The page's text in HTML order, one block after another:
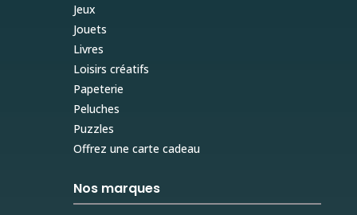
Jeux
Jouets
Livres
Loisirs créatifs
Papeterie
Peluches
Puzzles
Offrez une carte cadeau
Nos marques